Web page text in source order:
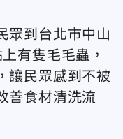
眾到台北市中山
有隻毛毛蟲，
讓民眾感到不被
善食材清洗流